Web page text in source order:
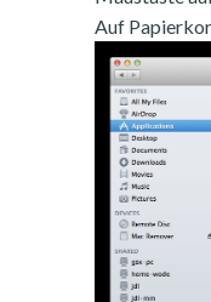
Auf